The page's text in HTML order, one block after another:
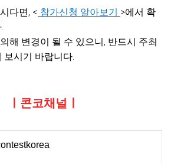
다면, < 참가신청 알아보기 >에서 확
해 변경이 될 수 있으니, 반드시 주최
보시기 바랍니다.
ㅣ콘코채널ㅣ